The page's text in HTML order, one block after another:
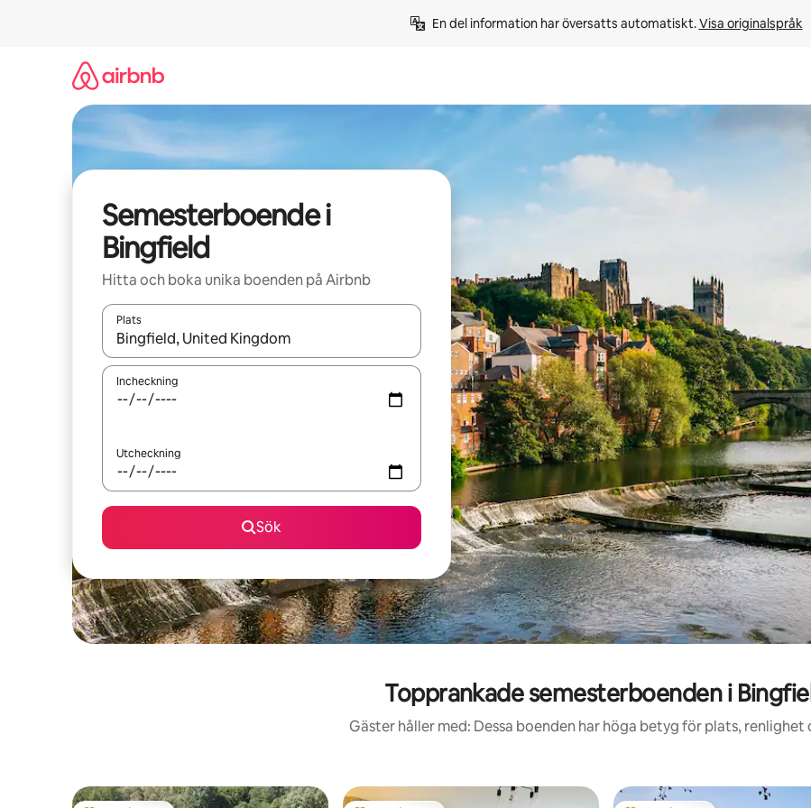
En del information har översatts automatiskt. Visa originalspråk
Semesterboende i
Bingfield
Hitta och boka unika boenden på Airbnb
Plats
När resultaten är tillgängliga kan du navigera med upp- och nedåtpilarna eller utforska genom att trycka eller svepa.
Incheckning
Utcheckning
Sök
Topprankade semesterboenden i
Gäster håller med: Dessa boenden har höga betyg för plats, renlighet